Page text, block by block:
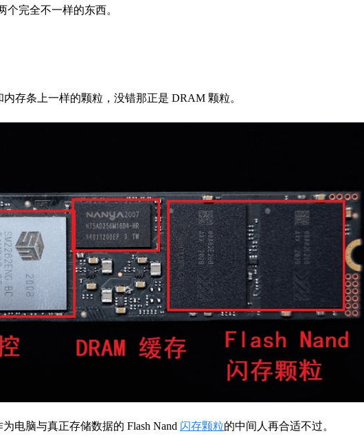
个完全不一样的东西。
存条上一样的颗粒，没错那正是 DRAM 颗粒。
电脑与真正存储数据的 Flash Nand 闪存颗粒的中间人再合适不过。